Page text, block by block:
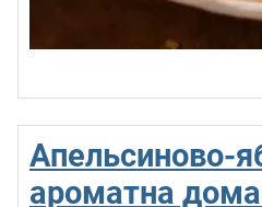
Апельсиново-
ароматна